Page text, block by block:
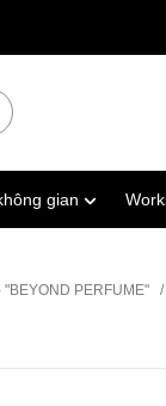
gian
PERFUME" /